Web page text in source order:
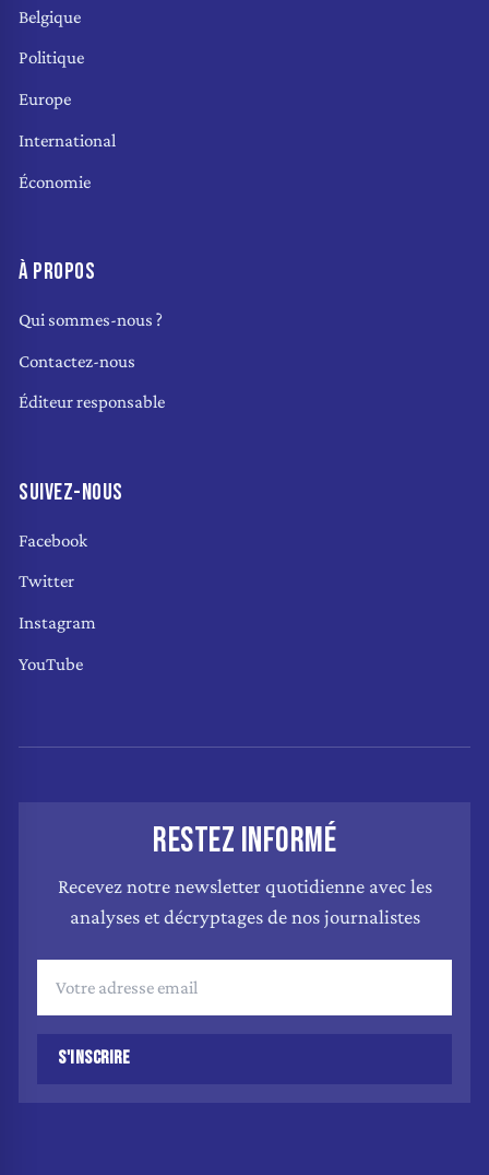
Belgique
Politique
Europe
International
Économie
À PROPOS
Qui sommes-nous ?
Contactez-nous
Éditeur responsable
SUIVEZ-NOUS
Facebook
Twitter
Instagram
YouTube
RESTEZ INFORMÉ
Recevez notre newsletter quotidienne avec les
analyses et décryptages de nos journalistes
S'INSCRIRE